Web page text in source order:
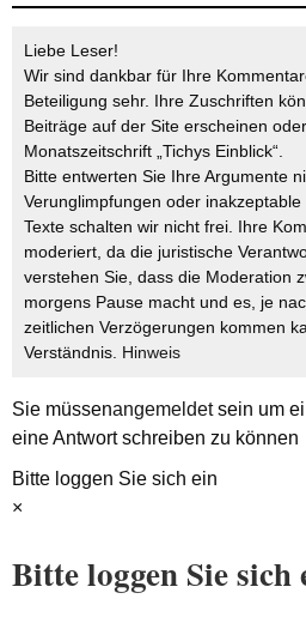
Liebe Leser!
Wir sind dankbar für Ihre
Beteiligung sehr. Ihre Zuschriften
Beiträge auf der Site erscheinen
Monatszeitschrift „Tichys Einblick“.
Bitte entwerten Sie Ihre Argumente
Verunglimpfungen oder
Texte schalten wir nicht frei. Ihre
moderiert, da die juristische
verstehen Sie, dass die Moderation
morgens Pause macht und es, je
zeitlichen Verzögerungen kommen
Verständnis. Hinweis
Sie müssenangemeldetsein um
eine Antwort schreiben zu können
Bitte loggen Sie sich ein
×
Bitte loggen Sie sich